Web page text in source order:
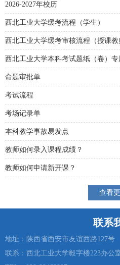
2026-2027年校历
西北工业大学缓考流程（学生）
西北工业大学缓考审核流程（授课教
西北工业大学本科考试题纸（卷）专
命题审批单
考试流程
考场记录单
本科教学事故易发点
教师如何录入课程成绩？
教师如何申请新开课？
查看
联系
地址：陕西省西安市友谊西路127号
联系：西北工业大学毅字楼223办公